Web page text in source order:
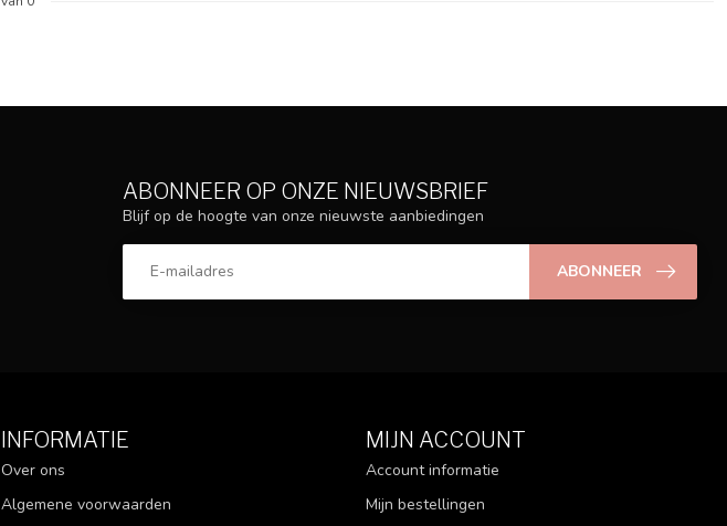
ABONNEER OP ONZE NIEUWSBRIEF
Blijf op de hoogte van onze nieuwste aanbiedingen
ABONNEER
INFORMATIE
Over ons
Algemene voorwaarden
MIJN ACCOUNT
Account informatie
Mijn bestellingen